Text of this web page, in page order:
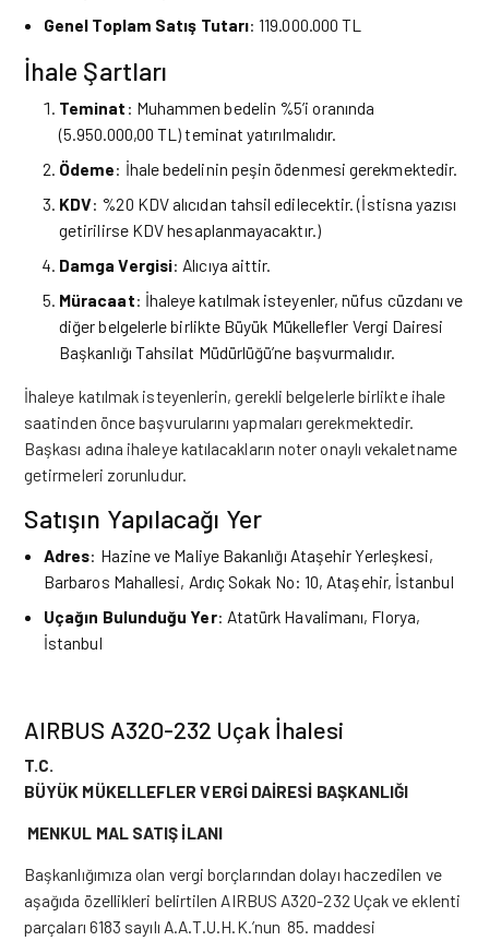
Genel Toplam Satış Tutarı: 119.000.000 TL
İhale Şartları
Teminat : Muhammen bedelin %5’i oranında
(5.950.000,00 TL) teminat yatırılmalıdır.
Ödeme: İhale bedelinin peşin ödenmesi gerekmektedir.
KDV: %20 KDV alıcıdan tahsil edilecektir. (İstisna yazısı
getirilirse KDV hesaplanmayacaktır.)
Damga Vergisi: Alıcıya aittir.
Müracaat: İhaleye katılmak isteyenler, nüfus cüzdanı ve
diğer belgelerle birlikte Büyük Mükellefler Vergi Dairesi
Başkanlığı Tahsilat Müdürlüğü’ne başvurmalıdır.
İhaleye katılmak isteyenlerin, gerekli belgelerle birlikte ihale
saatinden önce başvurularını yapmaları gerekmektedir.
Başkası adına ihaleye katılacakların noter onaylı vekaletname
getirmeleri zorunludur.
Satışın Yapılacağı Yer
Adres: Hazine ve Maliye Bakanlığı Ataşehir Yerleşkesi,
Barbaros Mahallesi, Ardıç Sokak No: 10, Ataşehir, İstanbul
Uçağın Bulunduğu Yer: Atatürk Havalimanı, Florya,
İstanbul
AIRBUS A320-232 Uçak İhalesi
T.C.
BÜYÜK MÜKELLEFLER VERGİ DAİRESİ BAŞKANLIĞI
MENKUL MAL SATIŞ İLANI
Başkanlığımıza olan vergi borçlarından dolayı haczedilen ve
aşağıda özellikleri belirtilen AIRBUS A320-232 Uçak ve eklenti
parçaları 6183 sayılı A.A.T.U.H.K.’nun 85. maddesi